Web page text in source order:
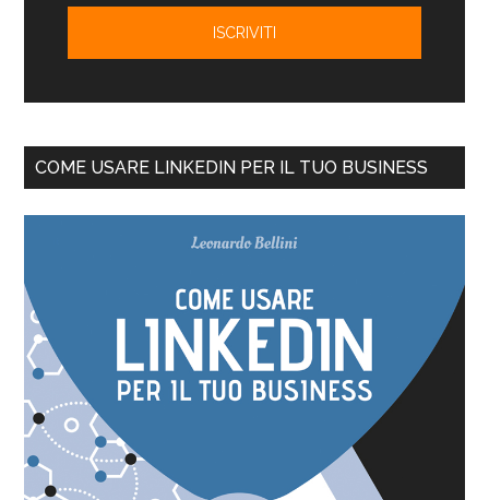
COME USARE LINKEDIN PER IL TUO BUSINESS